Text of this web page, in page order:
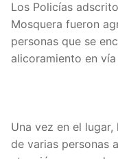
Los Policías
Mosquera fueron
personas que se
alicoramiento en
Una vez en el
de varias personas